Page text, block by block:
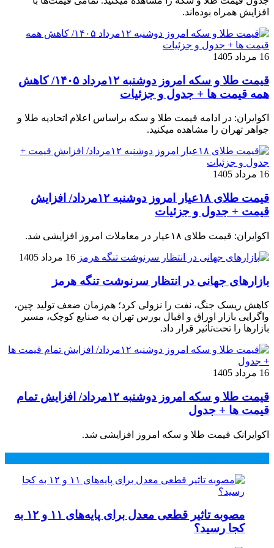
افزایش همراه بوده‌اند.
16 مرداد 1405
قیمت طلا و سکه امروز دوشنبه ۱۲مرداد ۱۴۰۵/ کاهش
همه قیمت ها + جدول و جزئیات
اکوایران: در ادامه قیمت طلا و سکه براساس اعلام اتحادیه طلا و
جواهر تهران را مشاهده میکنید.
16 مرداد 1405
قیمت طلای ۱۸عیار امروز دوشنبه ۱۲مرداد/ افزایش
قیمت + جدول و جزئیات
اکوایران: قیمت طلای ۱۸عیار در معاملات امروز افزایشی شد.
16 مرداد 1405
بازارهای جهانی در انتظار سرنوشت تنگه هرمز
کاهش ریسک جنگ، نفت را نزولی کرد؛ هم‌زمان ضعف تولید چین،
واگرایی بازار اوراق و اقبال بورس تهران به صنایع کوچک، مسیر
بازارها را تحت‌تأثیر قرار داد.
16 مرداد 1405
قیمت طلا و سکه امروز دوشنبه ۱۲مرداد/ افزایش تمام
قیمت ها + جدول
اکوایرانک قیمت طلا و سکه امروز افزایشی شد.
مصوبه تاثیر قطعی معدل برای پایه‌های ۱۱ و ۱۲ به
کجا رسید؟